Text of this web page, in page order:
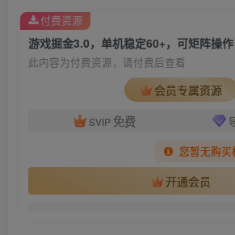
此内容为付费资源，请付费后查看
会员专属资源
SVIP 免费
您暂无购买
开通会员
付费资源